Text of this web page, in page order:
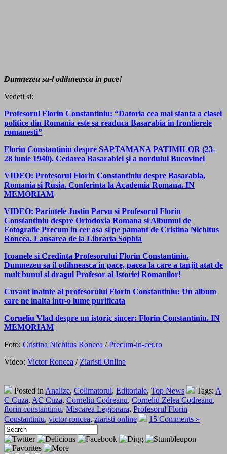
Dumnezeu sa-l odihneasca in pace!
Vedeti si:
Profesorul Florin Constantiniu: “Datoria cea mai sfanta a clasei
politice din Romania este sa readuca Basarabia in frontierele
romanesti”
Florin Constantiniu despre SAPTAMANA PATIMILOR (23-
28 iunie 1940). Cedarea Basarabiei şi a nordului Bucovinei
VIDEO: Profesorul Florin Constantiniu despre Basarabia,
Romania si Rusia. Conferinta la Academia Romana. IN
MEMORIAM
VIDEO: Parintele Justin Parvu si Profesorul Florin
Constantiniu despre Ortodoxia Romana si Albumul de
Fotografie Precum in cer asa si pe pamant de Cristina Nichitus
Roncea. Lansarea de la Libraria Sophia
Icoanele si Credinta Profesorului Florin Constantiniu.
Dumnezeu sa il odihneasca in pace, pacea la care a tanjit atat de
mult bunul si dragul Profesor al Istoriei Romanilor!
Cuvant inainte al profesorului Florin Constantiniu: Un album
care ne inalta intr-o lume purificata
Corneliu Vlad despre un istoric sincer: Florin Constantiniu. IN
MEMORIAM
Foto: Cristina Nichitus Roncea /Precum-in-cer.ro
Video: Victor Roncea / Ziaristi Online
Posted in Analize, Colimatorul, Editoriale, Top News Tags: A
C Cuza, AC Cuza, Corneliu Codreanu, Corneliu Zelea Codreanu,
florin constantiniu, Miscarea Legionara, Profesorul Florin
Constantiniu, victor roncea, ziaristi online 15 Comments »